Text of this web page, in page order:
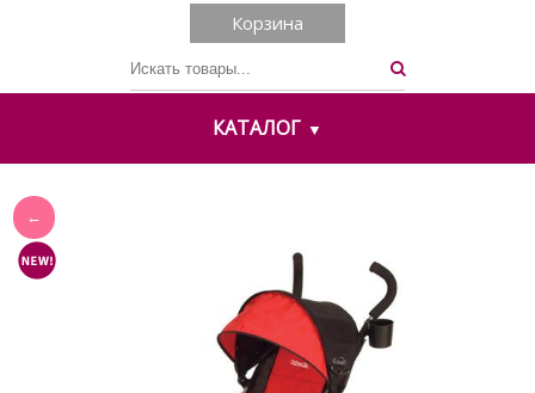
Корзина
КАТАЛОГ